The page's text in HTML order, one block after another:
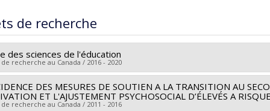
:Doctorat
obtenu :Ph. D.
vers le document dans Papyrus
de recherche
des sciences de l'éducation
recherche au Canada / 2016 - 2020
principal : Monique Noël-Gaudreault
: Louise Poirier,Jean-Claude Kalubi Lukasa ,Pierre
DES MESURES DE SOUTIEN A LA TRANSITION AU
ET L'AJUSTEMENT PSYCHOSOCIAL D’ÉLEVÉS A
recherche au Canada / 2011 - 2016